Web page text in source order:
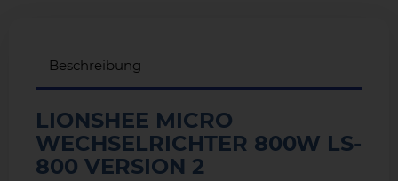
Beschreibung
LIONSHEE MICRO
WECHSELRICHTER 800W LS-
800 VERSION 2